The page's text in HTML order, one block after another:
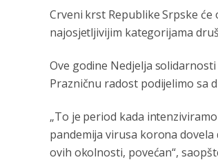
Crveni krst Republike Srpske
najosjetljivijim kategorijama
Ove godine Nedjelja
Prazničnu radost podijelimo sa
„To je period kada
pandemija virusa korona
ovih okolnosti, povećan“,